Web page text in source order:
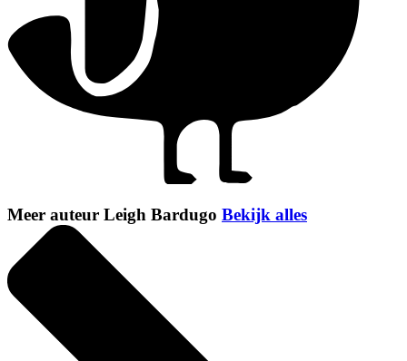
Meer auteur Leigh Bardugo Bekijk alles